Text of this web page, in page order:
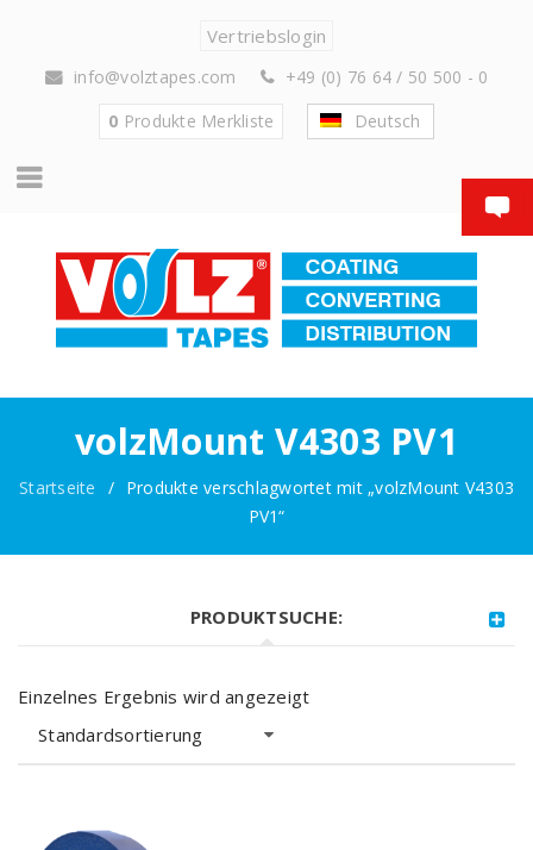
Vertriebslogin
info@volztapes.com
+49 (0) 76 64 / 50 500 - 0
0 Produkte Merkliste Deutsch
volzMount V4303 PV1
Startseite / Produkte verschlagwortet mit „volzMount V4303
PV1“
PRODUKTSUCHE:
Einzelnes Ergebnis wird angezeigt
Standardsortierung